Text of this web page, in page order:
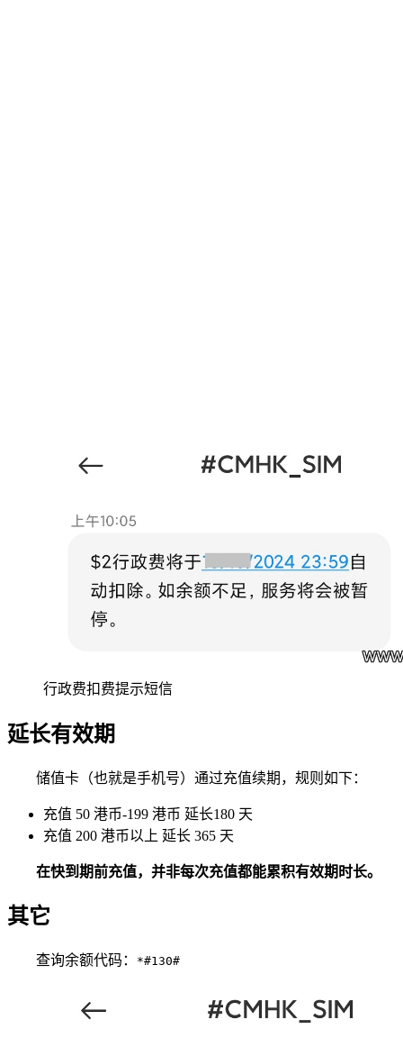
行政费扣费提示短信
延长有效期
储值卡（也就是手机号）通过充值续期，规则如下：
充值 50 港币-199 港币 延长180 天
充值 200 港币以上 延长 365 天
在快到期前充值，并非每次充值都能累积有效期时长。
其它
查询余额代码： *#130#